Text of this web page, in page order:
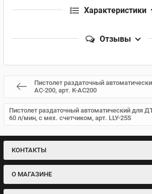
Характеристики
Отзывы
Пистолет раздаточный
AC-200, арт. K-AC200
Пистолет раздаточный автоматический для
60 л/мин, с мех. счетчиком, арт. LLY-25S
КОНТАКТЫ
О МАГАЗИНЕ